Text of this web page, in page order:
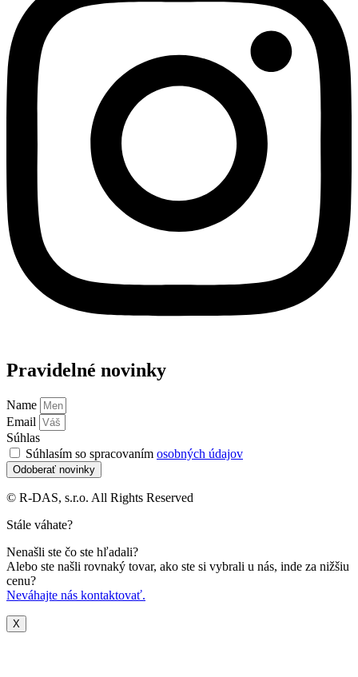
Pravidelné novinky
Name
Email
Súhlas
Súhlasím so spracovaním osobných údajov
Odoberať novinky
© R-DAS, s.r.o. All Rights Reserved
Stále váhate?
Nenašli ste čo ste hľadali?
Alebo ste našli rovnaký tovar, ako ste si vybrali u nás, inde za nižšiu
cenu?
Neváhajte nás kontaktovať.
X